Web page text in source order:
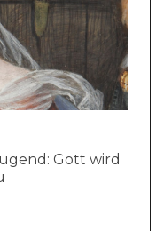
Gott wird